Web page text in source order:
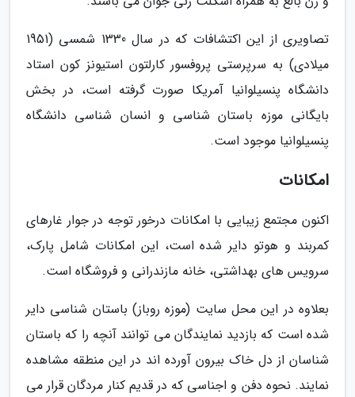
تصاویری از این اکتشافات که در سال 1330 شمسی (1951
میلادی) به سرپرستی پروفسور کارلتون استیونز کون استاد
دانشگاه پنسیلوانیا آمریکا صورت گرفته است، در بخش
بایگانی موزه باستان شناسی و انسان شناسی دانشگاه
پنسیلوانیا موجود است.
امکانات
اکنون مجتمع زیبایی با امکانات درخور توجه در جوار غارهای
کمربند و هوتو دایر شده است، این امکانات شامل پارک،
سرویس های بهداشتی، خانه مازندرانی و فروشگاه است.
بعلاوه در این محل سایت (موزه روباز) باستان شناسی دایر
شده است که بازدید نمایندگان می توانند آنچه را که باستان
شناسان از دل خاک بیرون آورده اند در این منطقه مشاهده
نمایند. نحوه دفن و اجناسی که در قدیم کنار مردگان قرار می